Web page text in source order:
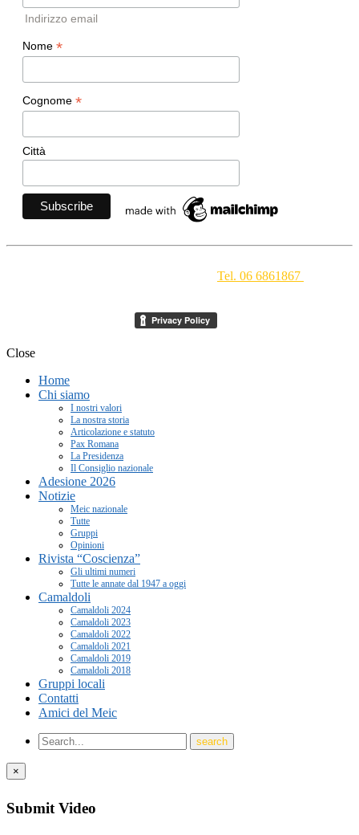
Indirizzo email
Nome *
Cognome *
Città
Tel. 06 6861867
Close
Home
Chi siamo
I nostri valori
La nostra storia
Articolazione e statuto
Pax Romana
La Presidenza
Il Consiglio nazionale
Adesione 2026
Notizie
Meic nazionale
Tutte
Gruppi
Opinioni
Rivista “Coscienza”
Gli ultimi numeri
Tutte le annate dal 1947 a oggi
Camaldoli
Camaldoli 2024
Camaldoli 2023
Camaldoli 2022
Camaldoli 2021
Camaldoli 2019
Camaldoli 2018
Gruppi locali
Contatti
Amici del Meic
×
Submit Video